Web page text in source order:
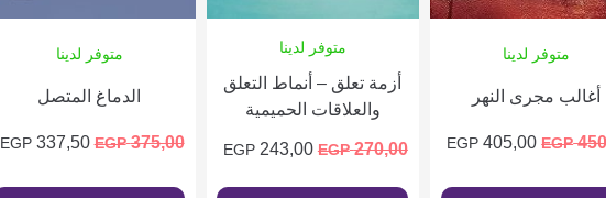
متوفر لدينا
أغالب مجرى النهر
EGP
405,00
EGP
متوفر لدينا
أزمة تعلق – أنماط التعلق
والعلاقات الحميمية
270,00
EGP
243,00
EGP
متوفر لدينا
الدماغ المتصل
375,00
EGP
337,50
EGP